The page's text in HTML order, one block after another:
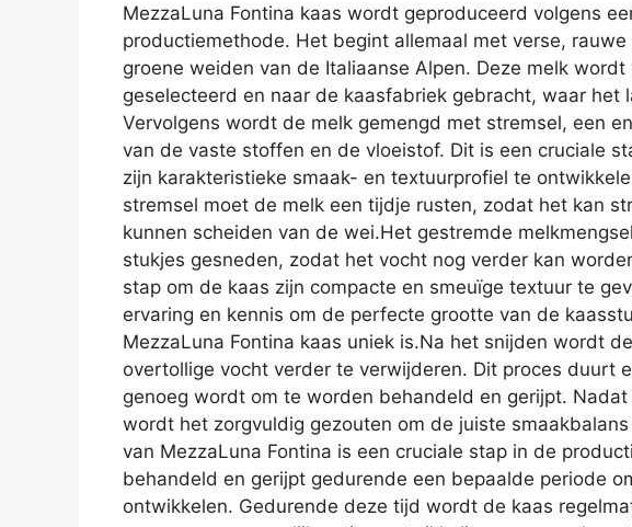
MezzaLuna Fontina kaas wordt geproduceerd volgens
productiemethode. Het begint allemaal met verse,
groene weiden van de Italiaanse Alpen. Deze melk
geselecteerd en naar de kaasfabriek gebracht, waar het
Vervolgens wordt de melk gemengd met stremsel, een
van de vaste stoffen en de vloeistof. Dit is een cruciale
zijn karakteristieke smaak- en textuurprofiel te
stremsel moet de melk een tijdje rusten, zodat het kan
kunnen scheiden van de wei.Het gestremde
stukjes gesneden, zodat het vocht nog verder kan
stap om de kaas zijn compacte en smeuïge textuur te
ervaring en kennis om de perfecte grootte van de
MezzaLuna Fontina kaas uniek is.Na het snijden wordt
overtollige vocht verder te verwijderen. Dit proces duurt
genoeg wordt om te worden behandeld en gerijpt.
wordt het zorgvuldig gezouten om de juiste
van MezzaLuna Fontina is een cruciale stap in de
behandeld en gerijpt gedurende een bepaalde periode
ontwikkelen. Gedurende deze tijd wordt de kaas